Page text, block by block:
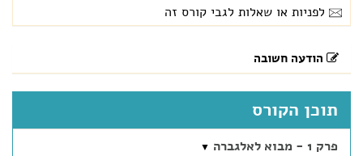
לפניות או שאלות לגבי קורס זה
הודעה חשובה
תוכן הקורס
פרק 1 - מבוא לאלגברה ▼